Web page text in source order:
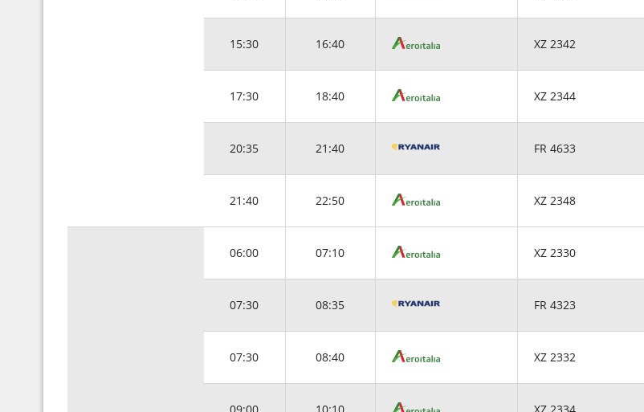
15:30 16:40 XZ 2342
17:30 18:40 XZ 2344
20:35 21:40 FR 4633
21:40 22:50 XZ 2348
06:00 07:10 XZ 2330
07:30 08:35 FR 4323
07:30 08:40 XZ 2332